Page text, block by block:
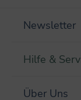
Newsletter
Hilfe &
Über Uns